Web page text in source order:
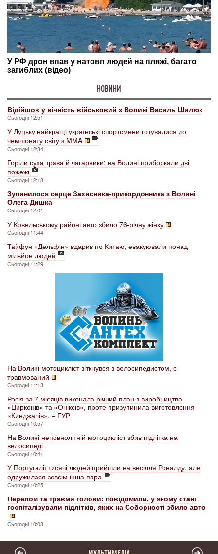
НОВИНИ
Відійшов у вічність військовий з Волині Василь Шилюк
Сьогодні 12:51
У Луцьку найкращі українські спортсмени готувалися до
чемпіонату світу з MMA
Сьогодні 12:34
Горіли суха трава й чагарники: на Волині приборкали дві
пожежі
Сьогодні 12:18
Зупинилося серце Захисника-прикордонника з Волині
Олега Дишка
Сьогодні 12:01
У Ковельському районі авто збило 76-річну жінку
Сьогодні 11:44
Тайфун «Дельфін» вдарив по Китаю, евакуювали понад
мільйон людей
Сьогодні 11:29
На Волині мотоцикліст зіткнувся з велосипедистом, є
травмований
Сьогодні 11:13
Росія за 7 місяців виконала річний план з виробництва
«Цирконів» та «Оніксів», проте призупинила виготовлення
«Кинджалів», – ГУР
Сьогодні 10:57
На Волині неповнолітній мотоцикліст збив підлітка на
велосипеді
Сьогодні 10:41
У Португалії тисячі людей прийшли на весілля Роналду, але
одружилася зовсім інша пара
Сьогодні 10:25
Перелом та травми голови: повідомили, у якому стані
госпіталізували підлітків, яких на Соборності збило авто
Сьогодні 10:08